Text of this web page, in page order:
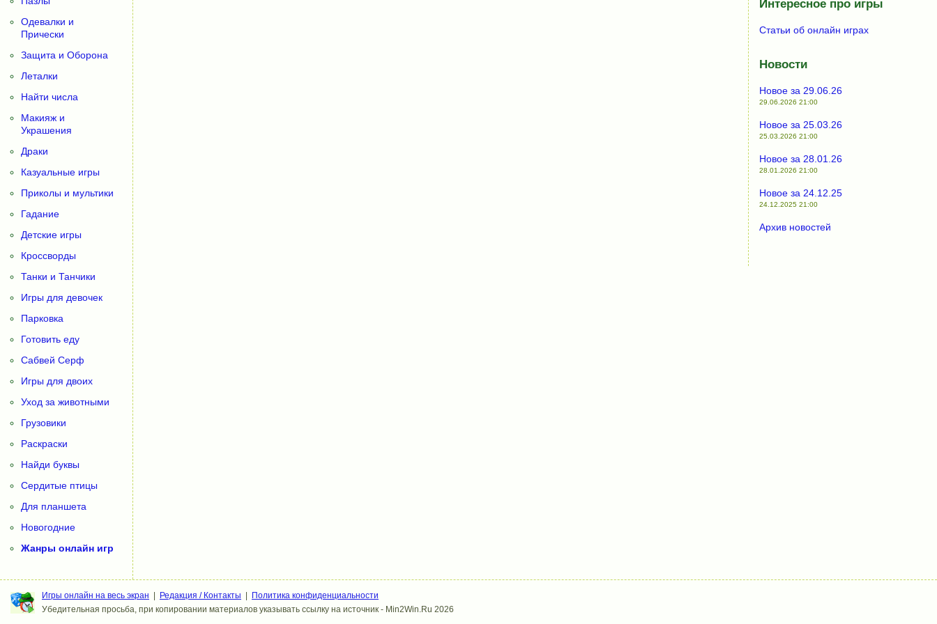
Одевалки и
Прически
Защита и Оборона
Леталки
Найти числа
Макияж и
Украшения
Драки
Казуальные игры
Приколы и мультики
Гадание
Детские игры
Кроссворды
Танки и Танчики
Игры для девочек
Парковка
Готовить еду
Сабвей Серф
Игры для двоих
Уход за животными
Грузовики
Раскраски
Найди буквы
Сердитые птицы
Для планшета
Новогодние
Жанры онлайн игр
Интересное про игры
Статьи об онлайн играх
Новости
Новое за 29.06.26
29.06.2026 21:00
Новое за 25.03.26
25.03.2026 21:00
Новое за 28.01.26
28.01.2026 21:00
Новое за 24.12.25
24.12.2025 21:00
Архив новостей
Игры онлайн на весь экран Редакция / Контакты
Политика конфиденциальности
Убедительная просьба, при копировании материалов указывать ссылку на источник - Min2Win.Ru 2026